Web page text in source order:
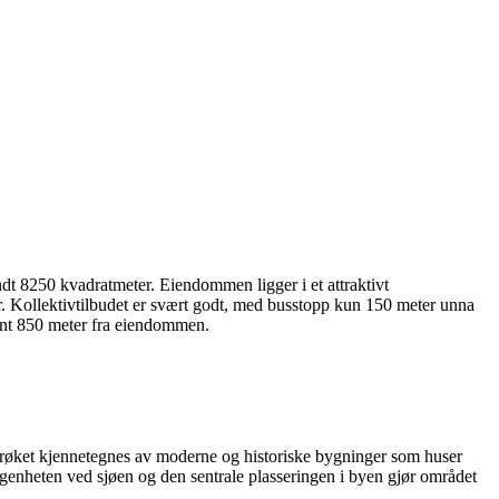
8250 kvadratmeter. Eiendommen ligger i et attraktivt
er svært godt, med busstopp kun 150 meter unna
850 meter fra eiendommen.
kjennetegnes av moderne og historiske bygninger som huser
ved sjøen og den sentrale plasseringen i byen gjør området